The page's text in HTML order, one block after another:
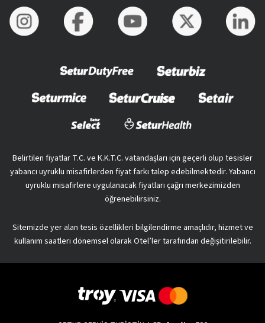
Belirtilen fiyatlar T.C. ve K.K.T.C. vatandaşları için geçerli olup tesisler
yabancı uyruklu misafirlerden fiyat farkı talep edebilmektedir. Yabancı
uyruklu misafirlere uygulanacak fiyatları çağrı merkezimizden
öğrenebilirsiniz.
Sitemizde yer alan tesis özellikleri bilgilendirme amaçlıdır, hizmet ve
kullanım saatleri dönemsel olarak Otel’ler tarafından değişitirilebilir.